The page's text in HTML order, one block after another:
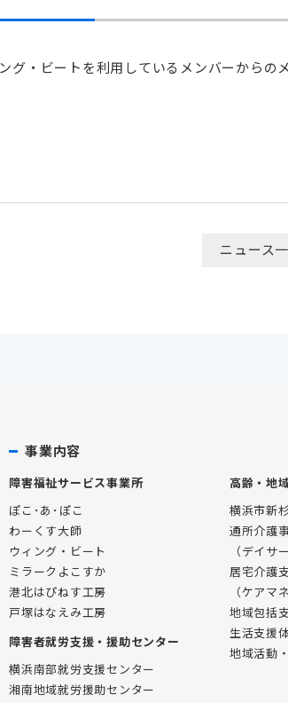
グ・ビートを利用しているメンバーからの
ニュース
事業内容
障害福祉サービス事業所
ぽこ･あ･ぽこ
わーくす大師
ウィング・ビート
ミラークよこすか
港北はぴねす工房
戸塚はなえみ工房
障害者就労支援・援助センター
横浜南部就労支援センター
湘南地域就労援助センター
高齢・地
横浜市新
通所介護
（デイサ
居宅介護
（ケアマ
地域包括
生活支援
地域活動